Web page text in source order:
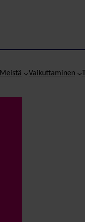
Meistä Vaikuttaminen